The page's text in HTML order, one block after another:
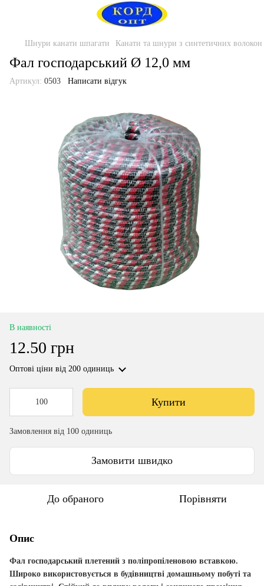
Шнури канати шпагати Канати та шнури з синтетичних волокон
Фал господарський Ø 12,0 мм
Артикул: 0503 Написати відгук
В наявності
12.50 грн
Оптові ціни від 200 одиниць
Купити
Замовлення від 100 одиниць
Замовити швидко
До обраного Порівняти
Опис
Фал господарський плетений з поліпропіленовою вставкою.
Широко використовується в будівництві домашньому побуті та